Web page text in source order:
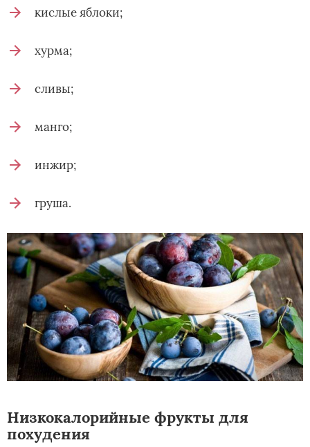
кислые яблоки;
хурма;
сливы;
манго;
инжир;
груша.
Низкокалорийные фрукты для
похудения